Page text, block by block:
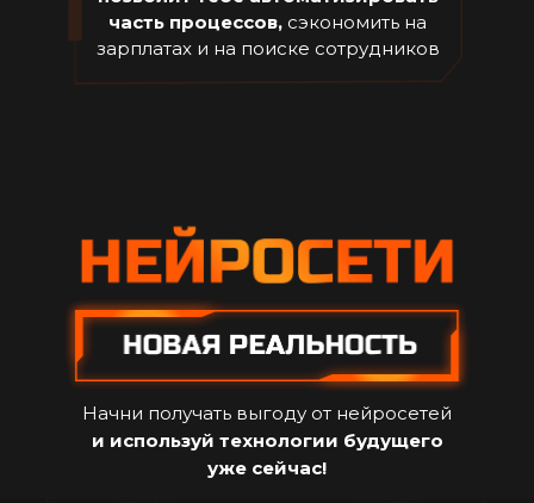
часть процессов, сэкономить на
зарплатах и на поиске сотрудников
Начни получать выгоду от нейросетей
и используй технологии будущего
уже сейчас!